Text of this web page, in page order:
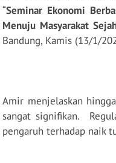
“Seminar Ekonomi
Menuju Masyarakat
Bandung, Kamis (13/1/
Amir menjelaskan
sangat signifikan.
pengaruh terhadap naik